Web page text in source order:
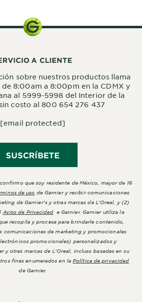
A CLIENTE
sobre nuestros productos llama
de 8:00am a 8:00pm en la CDMX y
al 5999-5998 del Interior de la
costo al 800 654 276 437
[email protected]
SUSCRÍBETE
que soy residente de México, mayor de 16
de uso de Garnier y recibir comunicaciones
de Garnier's y otras marcas de L'Oreal, y (2)
Aviso de Privacidade Garnier. Garnier utiliza la
recopila y procesa para brindarle contenido,
comunicaciones de marketing y promocionales
promocionales) personalizados y
y otras marcas de L'Oreal, incluso basadas en su
fines enumerados en laPolítica de privacidad
de Garnier.